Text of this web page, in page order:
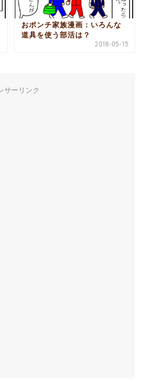
おポンチ家族漫画：いろんな
道具を使う部活は？
2018-05-15
サーリンク